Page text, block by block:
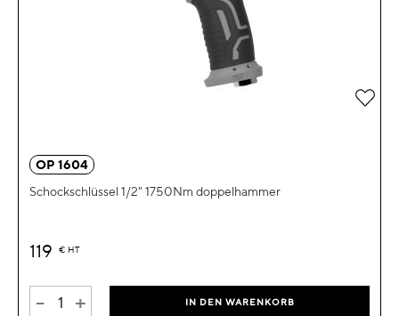
OP 1604
Schockschlüssel 1/2" 1750Nm doppelhammer
119 € HT
- + IN DEN WARENKORB
Zur